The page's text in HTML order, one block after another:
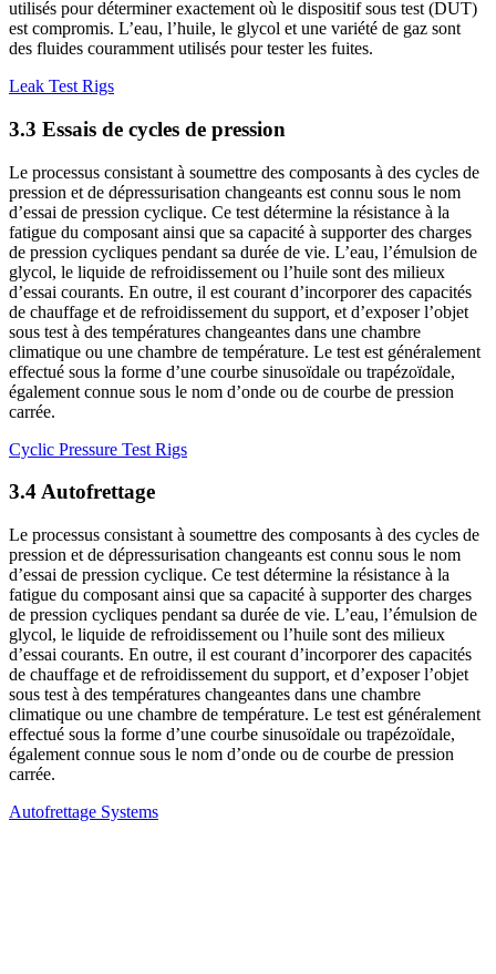
utilisés pour déterminer exactement où le dispositif sous test (DUT)
est compromis. L’eau, l’huile, le glycol et une variété de gaz sont
des fluides couramment utilisés pour tester les fuites.
Leak Test Rigs
3.3 Essais de cycles de pression
Le processus consistant à soumettre des composants à des cycles de
pression et de dépressurisation changeants est connu sous le nom
d’essai de pression cyclique. Ce test détermine la résistance à la
fatigue du composant ainsi que sa capacité à supporter des charges
de pression cycliques pendant sa durée de vie. L’eau, l’émulsion de
glycol, le liquide de refroidissement ou l’huile sont des milieux
d’essai courants. En outre, il est courant d’incorporer des capacités
de chauffage et de refroidissement du support, et d’exposer l’objet
sous test à des températures changeantes dans une chambre
climatique ou une chambre de température. Le test est généralement
effectué sous la forme d’une courbe sinusoïdale ou trapézoïdale,
également connue sous le nom d’onde ou de courbe de pression
carrée.
Cyclic Pressure Test Rigs
3.4 Autofrettage
Le processus consistant à soumettre des composants à des cycles de
pression et de dépressurisation changeants est connu sous le nom
d’essai de pression cyclique. Ce test détermine la résistance à la
fatigue du composant ainsi que sa capacité à supporter des charges
de pression cycliques pendant sa durée de vie. L’eau, l’émulsion de
glycol, le liquide de refroidissement ou l’huile sont des milieux
d’essai courants. En outre, il est courant d’incorporer des capacités
de chauffage et de refroidissement du support, et d’exposer l’objet
sous test à des températures changeantes dans une chambre
climatique ou une chambre de température. Le test est généralement
effectué sous la forme d’une courbe sinusoïdale ou trapézoïdale,
également connue sous le nom d’onde ou de courbe de pression
carrée.
Autofrettage Systems